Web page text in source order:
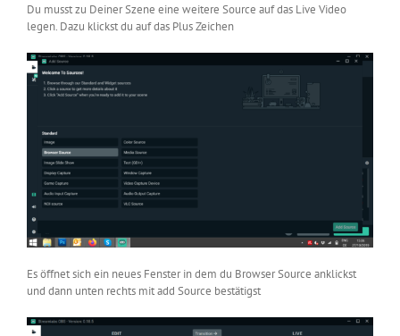
Du musst zu Deiner Szene eine weitere Source auf das Live Video
legen. Dazu klickst du auf das Plus Zeichen
Es öffnet sich ein neues Fenster in dem du Browser Source anklickst
und dann unten rechts mit add Source bestätigst